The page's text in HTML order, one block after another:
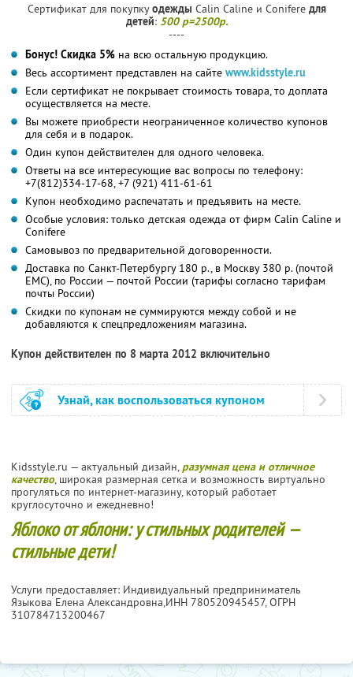
Сертификат для покупкуодежды Calin Caline и Conifere для
детей: 500 р=2500р.
----
Бонус! Скидка 5% на всю остальную продукцию.
Весь ассортимент представлен на сайте www.kidsstyle.ru
Если сертификат не покрывает стоимость товара, то доплата
осуществляется на месте.
Вы можете приобрести неограниченное количество купонов
для себя и в подарок.
Один купон действителен для одного человека.
Ответы на все интересующие вас вопросы по телефону:
+7(812)334-17-68, +7 (921) 411-61-61
Купон необходимо распечатать и предъявить на месте.
Особые условия: только детская одежда от фирм Calin Caline и
Conifere
Самовывоз по предварительной договоренности.
Доставка по Санкт-Петербургу 180 р., в Москву 380 р. (почтой
ЕМС), по России — почтой России (тарифы согласно тарифам
почты России)
Скидки по купонам не суммируются между собой и не
добавляются к спецпредложениям магазина.
Купон действителен по 8 марта 2012 включительно
Узнай, как воспользоваться купоном
Kidsstyle.ru — актуальный дизайн, разумная цена и отличное
качество , широкая размерная сетка и возможность виртуально
прогуляться по интернет-магазину, который работает
круглосуточно и ежедневно!
Яблоко от яблони: у стильных родителей —
стильные дети!
Услуги предоставляет: Индивидуальный предприниматель
Языкова Елена Александровна, ИНН 780520945457, ОГРН
310784713200467